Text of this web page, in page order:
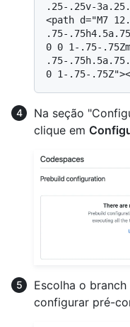
.25-.25v-
<path d="M7
.75-
0 0 1-.75-
.75-
Na seção
clique em
Escolha o
configurar pré-